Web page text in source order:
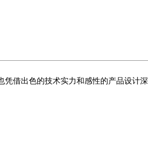
借出色的技术实力和感性的产品设计深